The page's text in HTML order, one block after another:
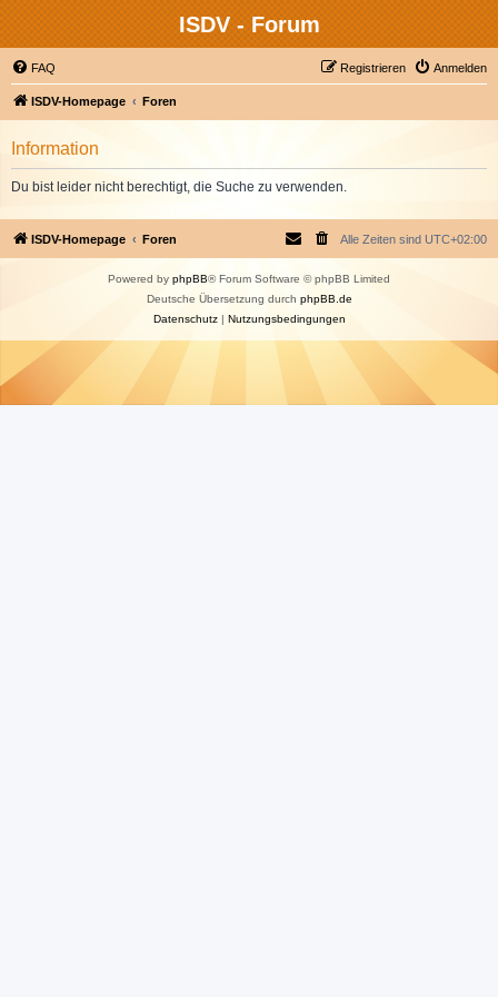
ISDV - Forum
FAQ Anmelden
Registrieren
ISDV-Homepage Foren
Information
Du bist leider nicht berechtigt, die Suche zu verwenden.
ISDV-Homepage Foren Alle Zeiten sind UTC+02:00
Powered by phpBB® Forum Software © phpBB Limited
Deutsche Übersetzung durch phpBB.de
Datenschutz| Nutzungsbedingungen